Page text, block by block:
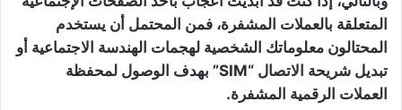
المتعلقة بالعملات المشفرة، فمن المحتمل أن يستخدم
المحتالون معلوماتك الشخصية لهجمات الهندسة الاجتماعية أو
تبديل شريحة الاتصال “SIM” بهدف الوصول لمحفظة
العملات الرقمية المشفرة.